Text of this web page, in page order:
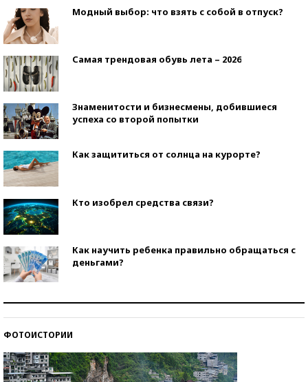
Модный выбор: что взять с собой в отпуск?
Самая трендовая обувь лета – 2026
Знаменитости и бизнесмены, добившиеся
успеха со второй попытки
Как защититься от солнца на курорте?
Кто изобрел средства связи?
Как научить ребенка правильно обращаться с
деньгами?
ФОТОИСТОРИИ